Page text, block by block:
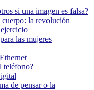
si una imagen es falsa?
cuerpo: la revolución
las mujeres
teléfono?
de pensar o la